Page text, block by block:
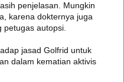
penjelasan. Mungkin
karena dokternya juga
autopsi.
jasad Golfrid untuk
dalam kematian aktivis